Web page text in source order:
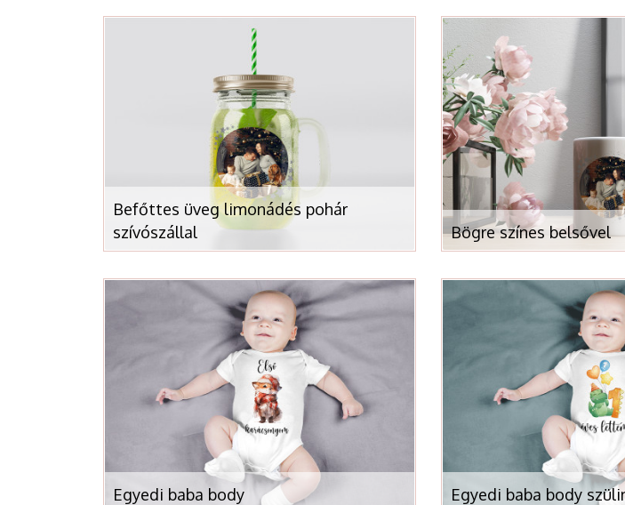
Befőttes üveg limonádés pohár
szívószállal
Bögre színes belsővel
Egyedi baba body Egyedi baba body